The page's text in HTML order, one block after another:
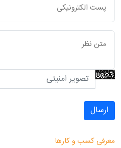
ارسال
معرفی کسب و کارها